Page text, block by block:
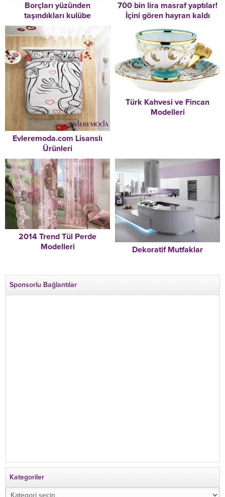
Borçları yüzünden
taşındıkları kulübe
hayatlarını değiştirdi
700 bin lira masraf yaptılar!
İçini gören hayran kaldı
Evleremoda.com Lisanslı
Ürünleri
Türk Kahvesi ve Fincan
Modelleri
2014 Trend Tül Perde
Modelleri
Dekoratif Mutfaklar
Sponsorlu Bağlantılar
Kategoriler
Kategoriler